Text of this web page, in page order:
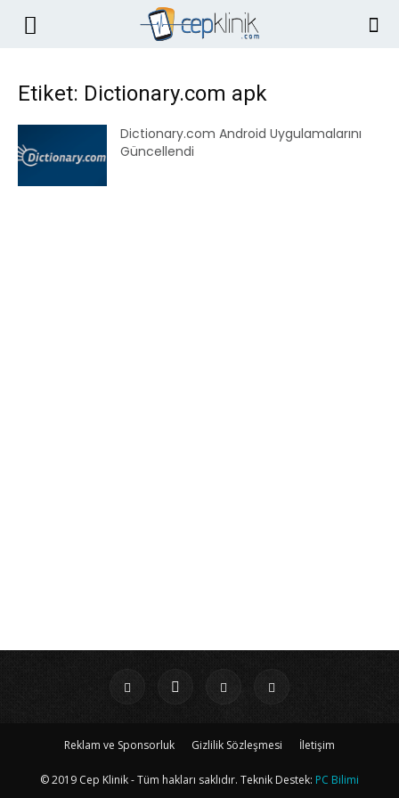
Etiket: Dictionary.com apk
Dictionary.com Android Uygulamalarını
Güncellendi
Reklam ve Sponsorluk Gizlilik Sözleşmesi İletişim
© 2019 Cep Klinik - Tüm hakları saklıdır. Teknik Destek: PC Bilimi